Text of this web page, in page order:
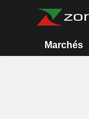
Marchés